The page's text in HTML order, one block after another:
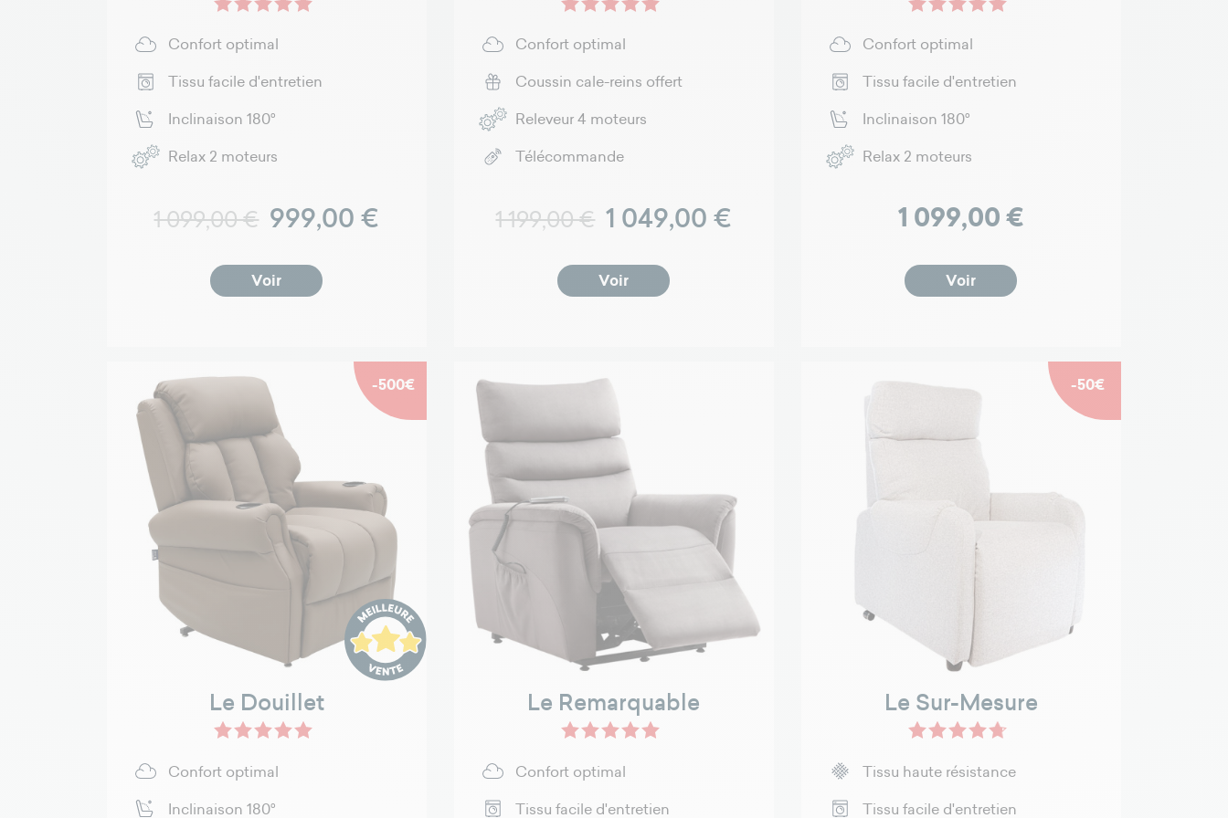
Confort optimal
Tissu facile d'entretien
Inclinaison 180°
Relax 2 moteurs
Prix normal
1 099,00 € Prix
999,00 €
Voir
Confort optimal
Coussin cale-reins offert
Releveur 4 moteurs
Télécommande
Prix normal
1 199,00 € Prix
1 049,00 €
Voir
Confort optimal
Tissu facile d'entretien
Inclinaison 180°
Relax 2 moteurs
Prix
1 099,00 €
Voir
Cuir Beige - Douillet
Cuir Marron - Douillet
Cuir Noir - DouilletGris Clair - R+ - Douillet
Le Douillet
Confort optimal
Inclinaison 180°
-500€
Gris - Tissu R++
Beige - Tissu R++
Le Remarquable
Confort optimal
Tissu facile d'entretien
Noir - Nilo - PU
Crème - Cuir Vachette
Taupe - Nilo - PU
Noir - Cuir Vachette - Sur-
Le Sur-Mesure
Tissu haute résistance
Tissu facile d'entretien
-50€